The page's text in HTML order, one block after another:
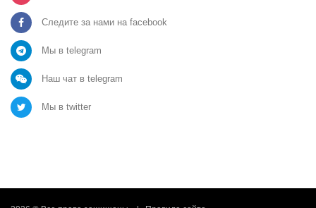
Следите за нами на facebook
Мы в telegram
Наш чат в telegram
Мы в twitter